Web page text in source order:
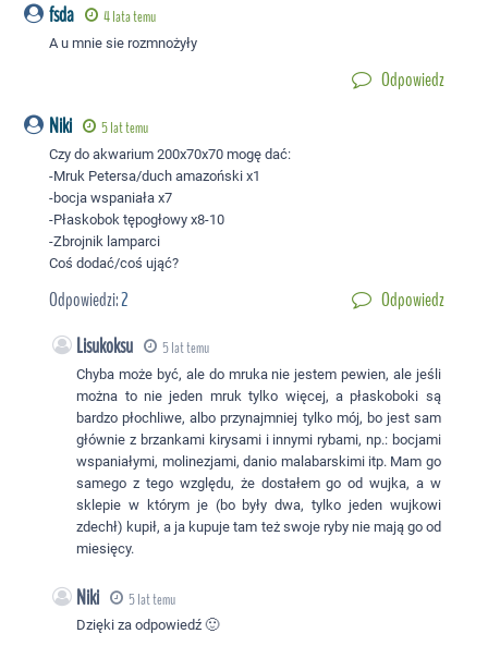
fsda 4 lata temu
A u mnie sie rozmnożyły
Odpowiedz
Niki 5 lat temu
Czy do akwarium 200x70x70 mogę dać:
-Mruk Petersa/duch amazoński x1
-bocja wspaniała x7
-Płaskobok tępogłowy x8-10
-Zbrojnik lamparci
Coś dodać/coś ująć?
Odpowiedzi:2 Odpowiedz
Lisukoksu 5 lat temu
Chyba może być, ale do mruka nie jestem pewien, ale jeśli
można to nie jeden mruk tylko więcej, a płaskoboki są
bardzo płochliwe, albo przynajmniej tylko mój, bo jest sam
głównie z brzankami kirysami i innymi rybami, np.: bocjami
wspaniałymi, molinezjami, danio malabarskimi itp. Mam go
samego z tego względu, że dostałem go od wujka, a w
sklepie w którym je (bo były dwa, tylko jeden wujkowi
zdechł) kupił, a ja kupuje tam też swoje ryby nie mają go od
miesięcy.
Niki 5 lat temu
Dzięki za odpowiedź 🙂